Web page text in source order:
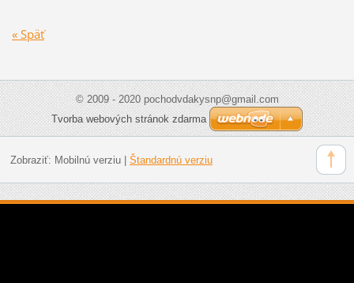
« Späť
© 2009 - 2020 pochodvdakysnp@gmail.com
Tvorba webových stránok zdarma
Zobraziť: Mobilnú verziu| Štandardnú verziu